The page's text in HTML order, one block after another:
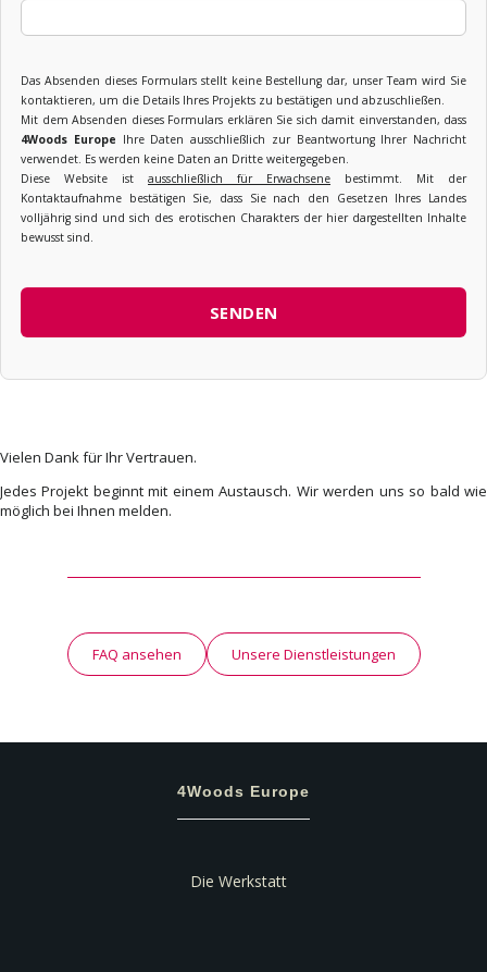
Das Absenden dieses Formulars stellt keine Bestellung dar, unser Team wird Sie
kontaktieren, um die Details Ihres Projekts zu bestätigen und abzuschließen.
Mit dem Absenden dieses Formulars erklären Sie sich damit einverstanden, dass
4Woods Europe Ihre Daten ausschließlich zur Beantwortung Ihrer Nachricht
verwendet. Es werden keine Daten an Dritte weitergegeben.
Diese Website ist ausschließlich für Erwachsene bestimmt. Mit der
Kontaktaufnahme bestätigen Sie, dass Sie nach den Gesetzen Ihres Landes
volljährig sind und sich des erotischen Charakters der hier dargestellten Inhalte
bewusst sind.
Vielen Dank für Ihr Vertrauen.
Jedes Projekt beginnt mit einem Austausch. Wir werden uns so bald wie
möglich bei Ihnen melden.
FAQ ansehen Unsere Dienstleistungen
4Woods Europe
Die Werkstatt